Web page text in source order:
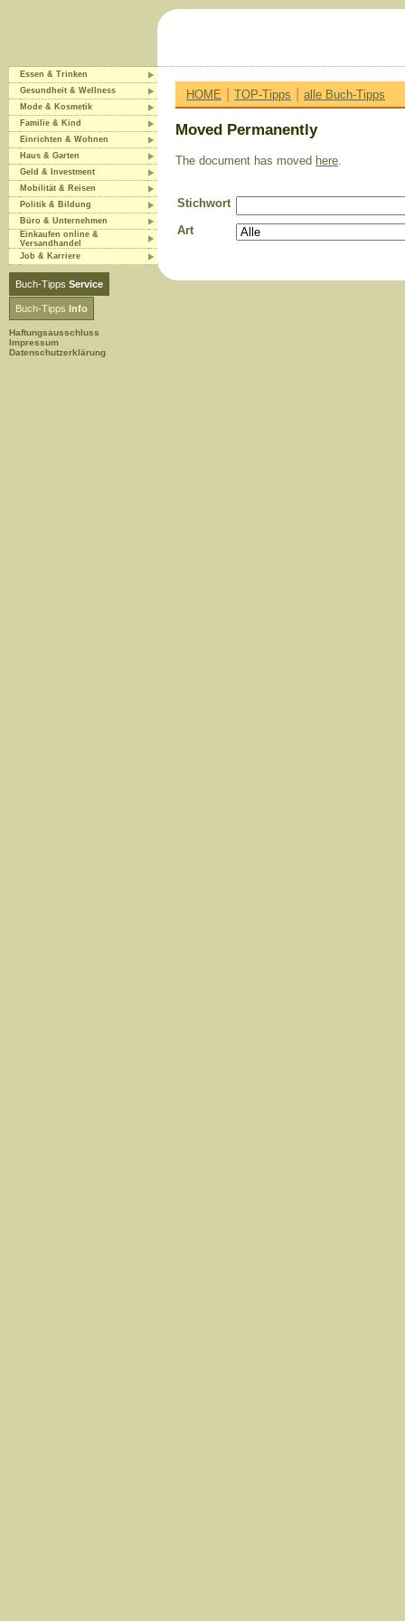
Essen & Trinken
Gesundheit & Wellness
Mode & Kosmetik
Familie & Kind
Einrichten & Wohnen
Haus & Garten
Geld & Investment
Mobilität & Reisen
Politik & Bildung
Büro & Unternehmen
Einkaufen online &
Versandhandel
Job & Karriere
Buch-Tipps Service
Buch-Tipps Info
Haftungsausschluss
Impressum
Datenschutzerklärung
HOME | TOP-Tipps | alle Buch-Tipps
Moved Permanently
The document has moved here.
Stichwort
Art